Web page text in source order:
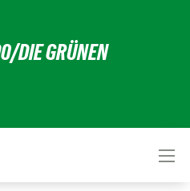
DIE GRÜNEN